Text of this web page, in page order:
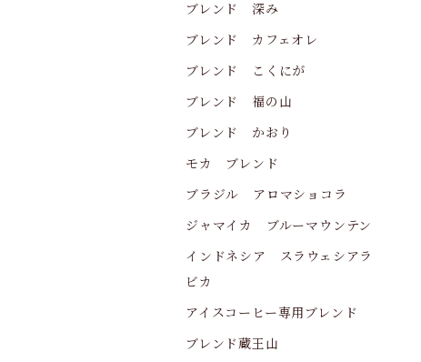
ブレンド 深み
ブレンド カフェオレ
ブレンド こくにが
ブレンド 福の山
ブレンド かおり
モカ ブレンド
ブラジル アロマショコラ
ジャマイカ ブルーマウンテン
インドネシア スラウェシアラ
ビカ
アイスコーヒー専用ブレンド
ブレンド蔵王山